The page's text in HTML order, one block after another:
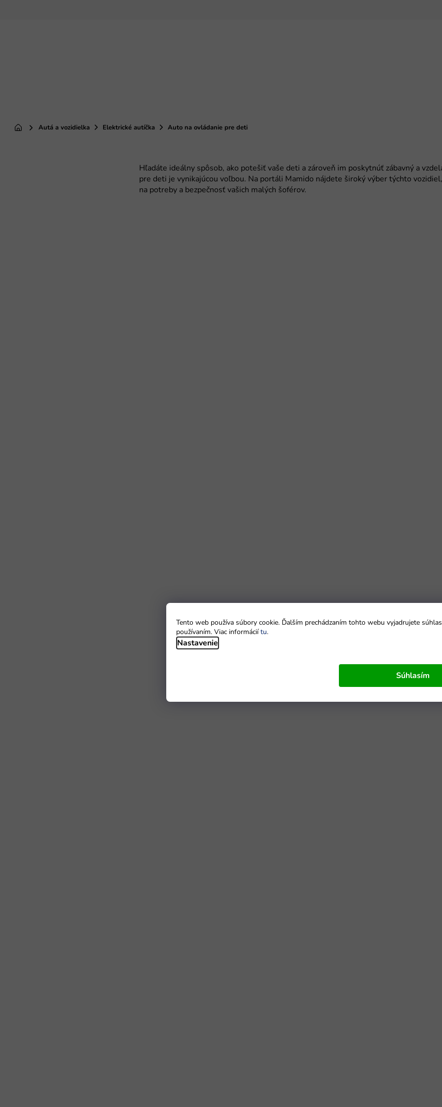
Tento web používa súbory cookie. Ďalším prechádzaním tohto webu vyjadrujete
používaním. Viac informáciítu.
Nastavenie
Súhlasím
DomovAutá a vozidielka Elektrické autíčka Auto na ovládanie pre deti
Hľadáte ideálny spôsob, ako potešiť vaše deti a zároveň im poskytnúť zábavný a
pre deti je vynikajúcou voľbou. Na portáli Mamido nájdete široký výber týchto
na potreby a bezpečnosť vašich malých šoférov.